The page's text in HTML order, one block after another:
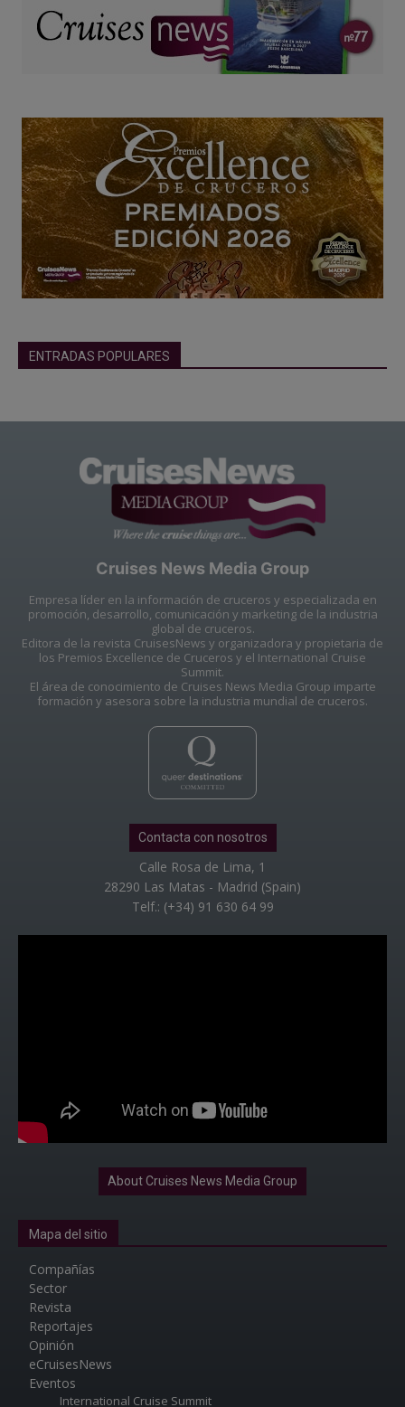
ENTRADAS POPULARES
Cruises News Media Group
Empresa líder en la información de cruceros y especializada en
promoción, desarrollo, comunicación y marketing de la industria
global de cruceros.
Editora de la revista CruisesNews y organizadora y propietaria de
los Premios Excellence de Cruceros y el International Cruise
Summit.
El área de conocimiento de Cruises News Media Group imparte
formación y asesora sobre la industria mundial de cruceros.
Contacta con nosotros
Calle Rosa de Lima, 1
28290 Las Matas - Madrid (Spain)
Telf.: (+34) 91 630 64 99
About Cruises News Media Group
Mapa del sitio
Compañías
Sector
Revista
Reportajes
Opinión
eCruisesNews
Eventos
International Cruise Summit